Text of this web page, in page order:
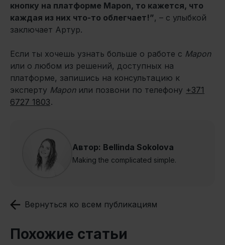
кнопку на платформе Mapon, то кажется, что
каждая из них что-то облегчает!”, – с улыбкой
заключает Артур.
Если ты хочешь узнать больше о работе с Mapon
или о любом из решений, доступных на
платформе, запишись на консультацию к
эксперту Maponили позвони по телефону +371
6727 1803.
Автор: Bellinda Sokolova
Making the complicated simple.
Вернуться ко всем публикациям
Похожие статьи